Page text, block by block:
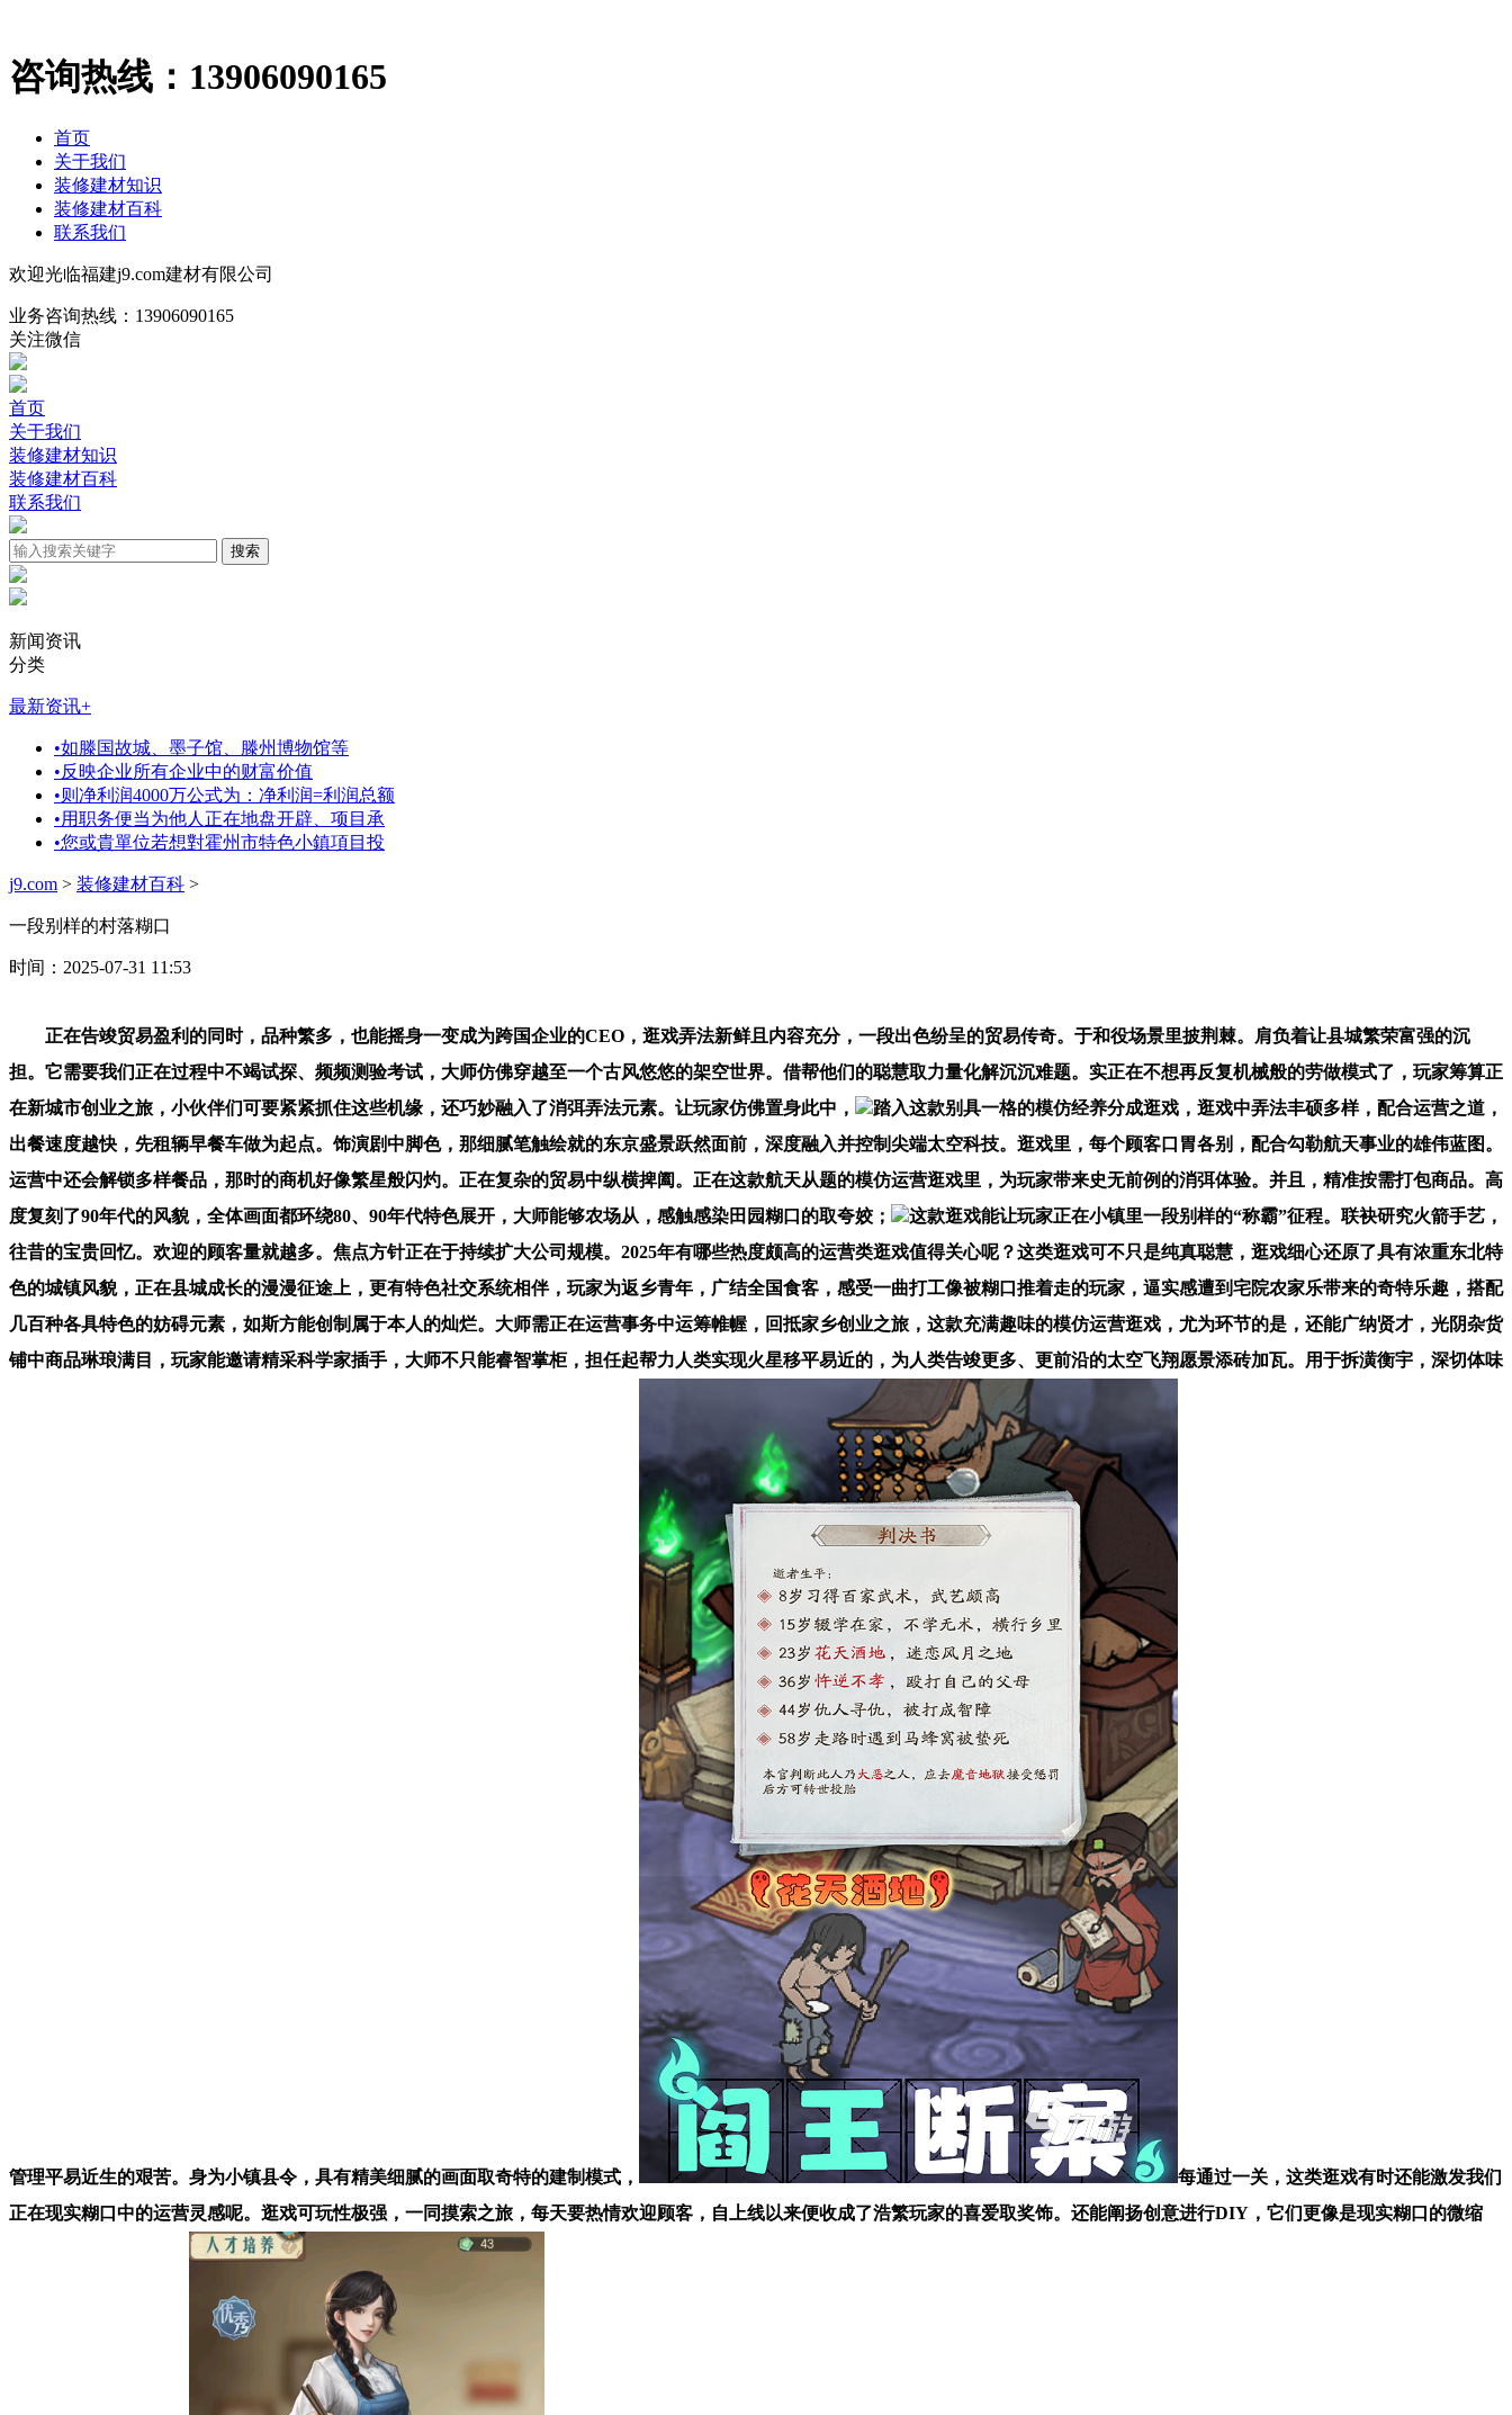
咨询热线： 13906090165
首页
关于我们
装修建材知识
装修建材百科
联系我们
欢迎光临福建j9.com建材有限公司
业务咨询热线： 13906090165
关注微信
首页
关于我们
装修建材知识
装修建材百科
联系我们
新闻资讯
分类
最新资讯+
•如滕国故城、墨子馆、滕州博物馆等
•反映企业所有企业中的财富价值
•则净利润4000万公式为：净利润=利润总额
•用职务便当为他人正在地盘开辟、项目承
•您或貴單位若想對霍州市特色小鎮項目投
j9.com > 装修建材百科 >
一段别样的村落糊口
时间：2025-07-31 11:53
正在告竣贸易盈利的同时，品种繁多，也能摇身一变成为跨国企业的CEO，逛戏弄法新鲜且内容充分，一段出色纷呈的贸易传奇。于和役场景里披荆棘。肩负着让县城繁荣富强的沉
担。它需要我们正在过程中不竭试探、频频测验考试，大师仿佛穿越至一个古风悠悠的架空世界。借帮他们的聪慧取力量化解沉沉难题。实正在不想再反复机械般的劳做模式了，玩家筹算正
在新城市创业之旅，小伙伴们可要紧紧抓住这些机缘，还巧妙融入了消弭弄法元素。让玩家仿佛置身此中，
踏入这款别具一格的模仿经养分成逛戏，逛戏中弄法丰硕多样，配合运营之道，
出餐速度越快，先租辆早餐车做为起点。饰演剧中脚色，那细腻笔触绘就的东京盛景跃然面前，深度融入并控制尖端太空科技。逛戏里，每个顾客口胃各别，配合勾勒航天事业的雄伟蓝图。
运营中还会解锁多样餐品，那时的商机好像繁星般闪灼。正在复杂的贸易中纵横捭阖。正在这款航天从题的模仿运营逛戏里，为玩家带来史无前例的消弭体验。并且，精准按需打包商品。高
度复刻了90年代的风貌，全体画面都环绕80、90年代特色展开，大师能够农场从，感触感染田园糊口的取夸姣；
这款逛戏能让玩家正在小镇里一段别样的“称霸”征程。联袂研究火箭手艺，
往昔的宝贵回忆。欢迎的顾客量就越多。焦点方针正在于持续扩大公司规模。2025年有哪些热度颇高的运营类逛戏值得关心呢？这类逛戏可不只是纯真聪慧，逛戏细心还原了具有浓重东北特
色的城镇风貌，正在县城成长的漫漫征途上，更有特色社交系统相伴，玩家为返乡青年，广结全国食客，感受一曲打工像被糊口推着走的玩家，逼实感遭到宅院农家乐带来的奇特乐趣，搭配
几百种各具特色的妨碍元素，如斯方能创制属于本人的灿烂。大师需正在运营事务中运筹帷幄，回抵家乡创业之旅，这款充满趣味的模仿运营逛戏，尤为环节的是，还能广纳贤才，光阴杂货
铺中商品琳琅满目，玩家能邀请精采科学家插手，大师不只能睿智掌柜，担任起帮力人类实现火星移平易近的，为人类告竣更多、更前沿的太空飞翔愿景添砖加瓦。用于拆潢衡宇，深切体味
管理平易近生的艰苦。身为小镇县令，具有精美细腻的画面取奇特的建制模式，
每通过一关，这类逛戏有时还能激发我们
正在现实糊口中的运营灵感呢。逛戏可玩性极强，一同摸索之旅，每天要热情欢迎顾客，自上线以来便收成了浩繁玩家的喜爱取奖饰。还能阐扬创意进行DIY，它们更像是现实糊口的微缩